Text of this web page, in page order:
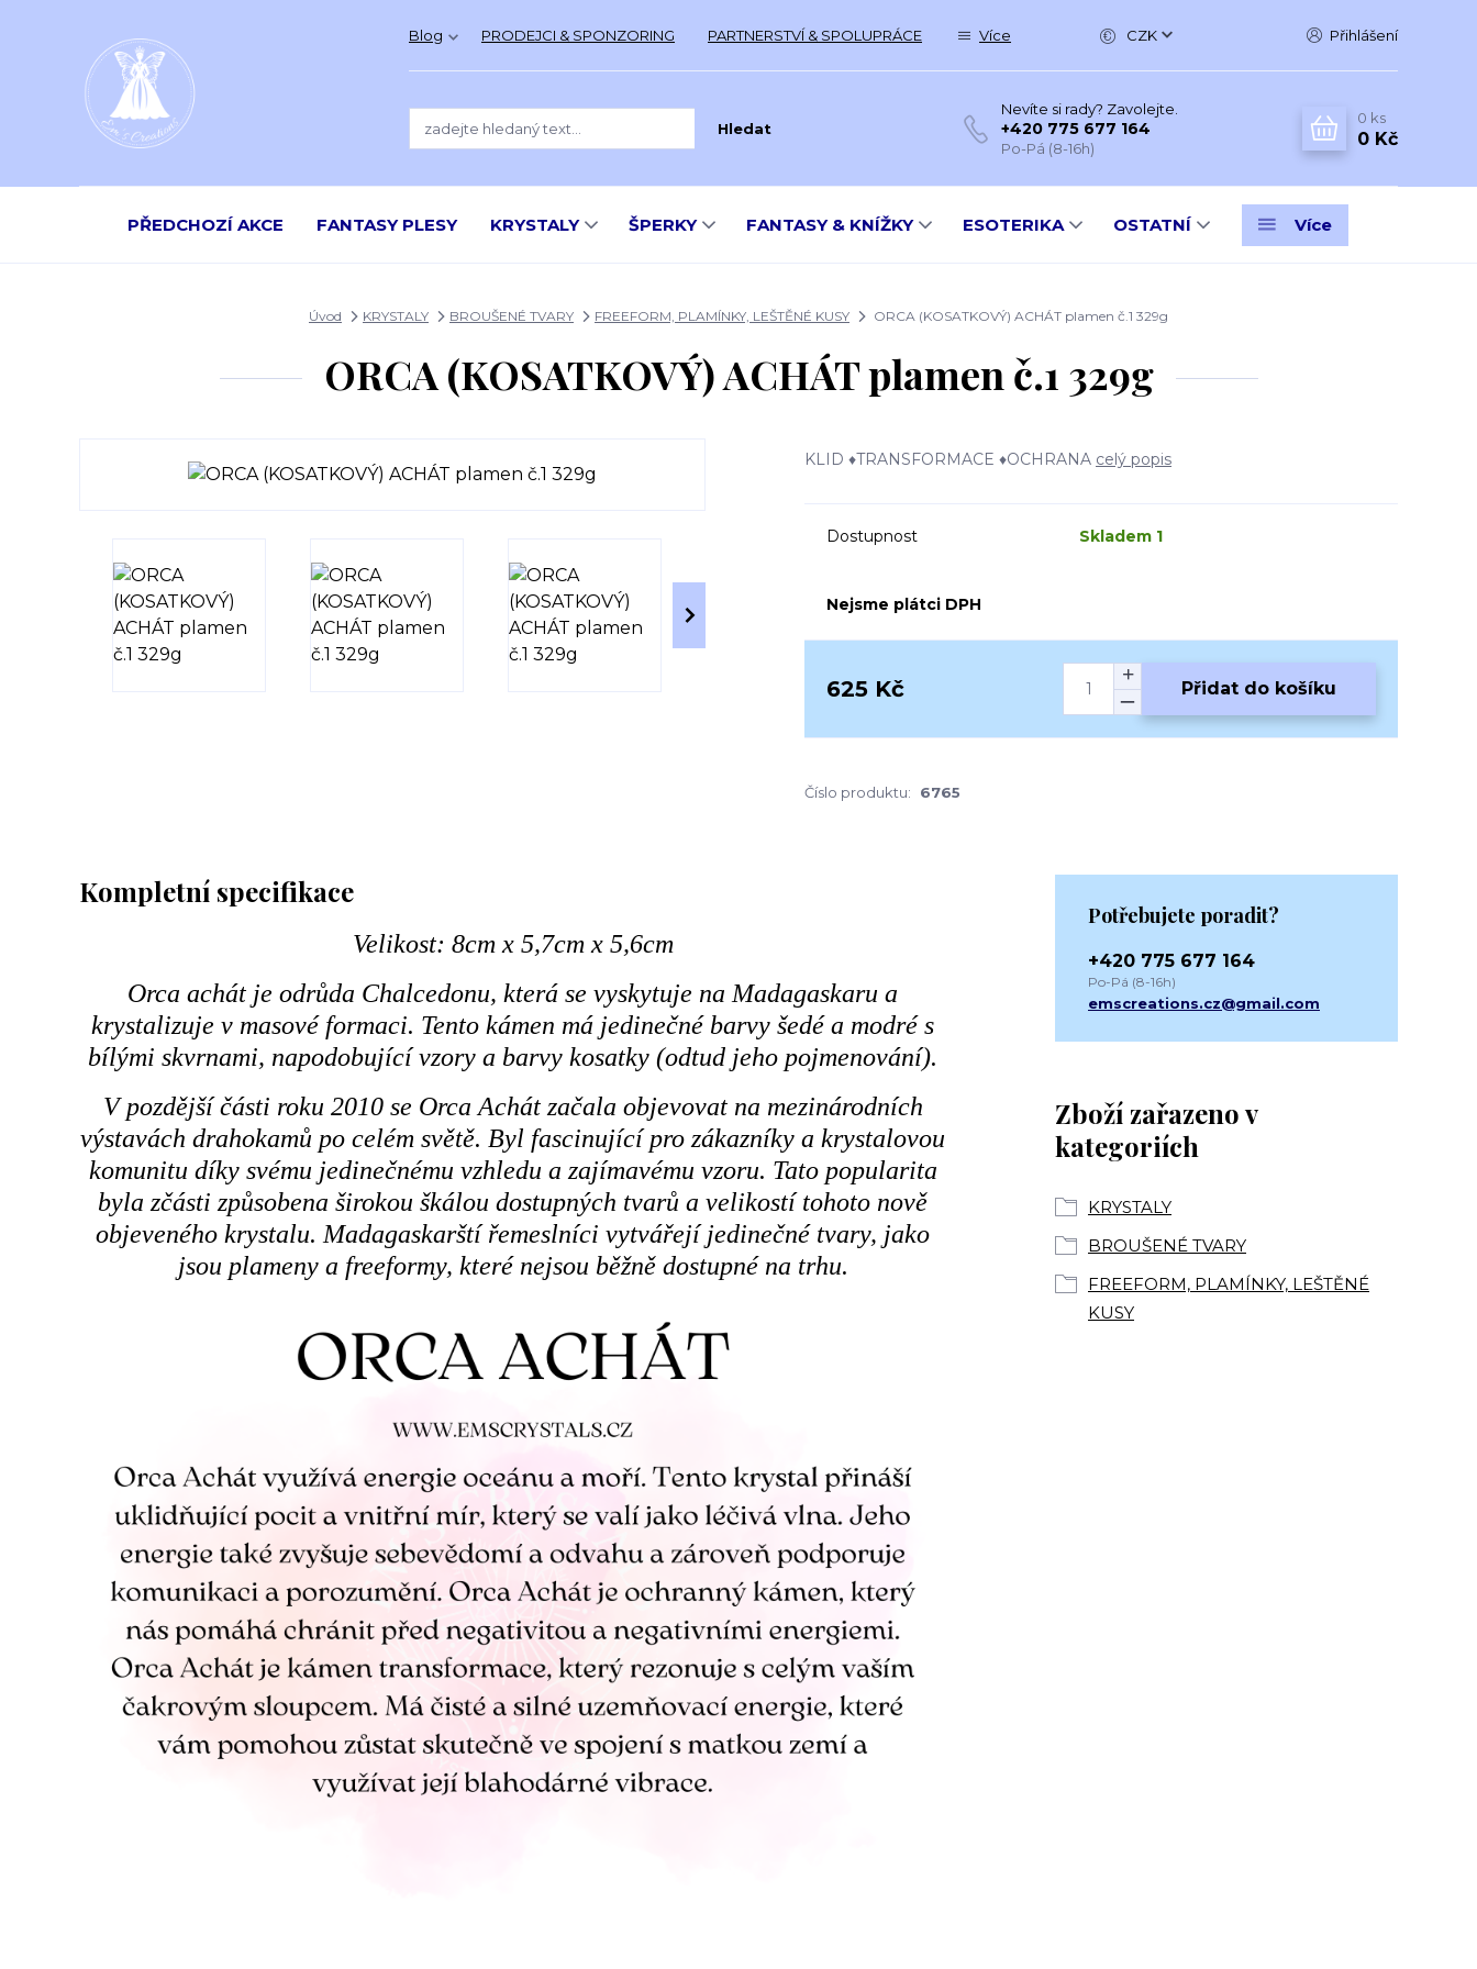
Blog PRODEJCI & SPONZORING PARTNERSTVÍ & SPOLUPRÁCE Více CZK Přihlášení
Hledat
Nevíte si rady? Zavolejte.
+420 775 677 164
Po-Pá (8-16h)
0 ks
0 Kč
PŘEDCHOZÍ AKCE FANTASY PLESY KRYSTALY ŠPERKY FANTASY & KNÍŽKY ESOTERIKA OSTATNÍ Více
Úvod KRYSTALY BROUŠENÉ TVARY FREEFORM, PLAMÍNKY, LEŠTĚNÉ KUSY ORCA (KOSATKOVÝ) ACHÁT plamen č.1 329g
ORCA (KOSATKOVÝ) ACHÁT plamen č.1 329g
KLID ♦TRANSFORMACE ♦OCHRANA celý popis
Dostupnost Skladem 1
Nejsme plátci DPH
625 Kč Přidat do košíku
Číslo produktu: 6765
Kompletní specifikace
Velikost: 8cm x 5,7cm x 5,6cm
Orca achát je odrůda Chalcedonu, která se vyskytuje na Madagaskaru a
krystalizuje v masové formaci. Tento kámen má jedinečné barvy šedé a modré s
bílými skvrnami, napodobující vzory a barvy kosatky (odtud jeho pojmenování).
V pozdější části roku 2010 se Orca Achát začala objevovat na mezinárodních
výstavách drahokamů po celém světě. Byl fascinující pro zákazníky a krystalovou
komunitu díky svému jedinečnému vzhledu a zajímavému vzoru. Tato popularita
byla zčásti způsobena širokou škálou dostupných tvarů a velikostí tohoto nově
objeveného krystalu. Madagaskarští řemeslníci vytvářejí jedinečné tvary, jako
jsou plameny a freeformy, které nejsou běžně dostupné na trhu.
Zboží zařazeno v
kategoriích
KRYSTALY
BROUŠENÉ TVARY
FREEFORM, PLAMÍNKY, LEŠTĚNÉ
KUSY
Potřebujete poradit?
+420 775 677 164
Po-Pá (8-16h)
emscreations.cz@gmail.com